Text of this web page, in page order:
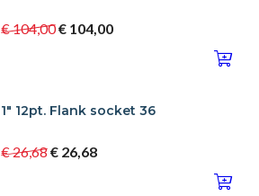
€ 104,00€ 104,00
1" 12pt. Flank socket 36
€ 26,68€ 26,68